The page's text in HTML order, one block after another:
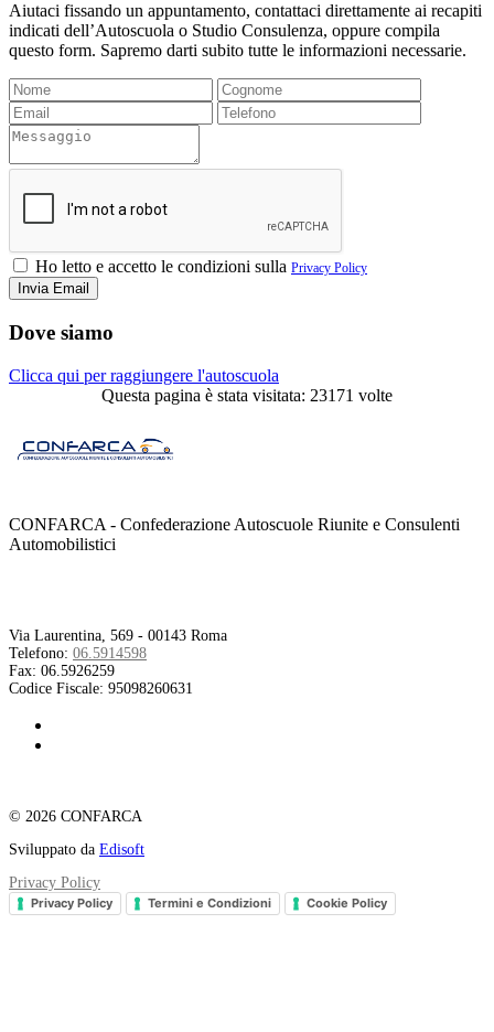
Aiutaci fissando un appuntamento, contattaci direttamente ai recapiti
indicati dell’Autoscuola o Studio Consulenza, oppure compila
questo form. Sapremo darti subito tutte le informazioni necessarie.
Ho letto e accetto le condizioni sulla Privacy Policy
Dove siamo
Clicca qui per raggiungere l'autoscuola
Questa pagina è stata visitata: 23171 volte
CONFARCA - Confederazione Autoscuole Riunite e Consulenti
Automobilistici
Via Laurentina, 569 - 00143 Roma
Telefono: 06.5914598
Fax: 06.5926259
Codice Fiscale: 95098260631
© 2026 CONFARCA
Sviluppato da Edisoft
Privacy Policy
Privacy Policy Termini e Condizioni Cookie Policy